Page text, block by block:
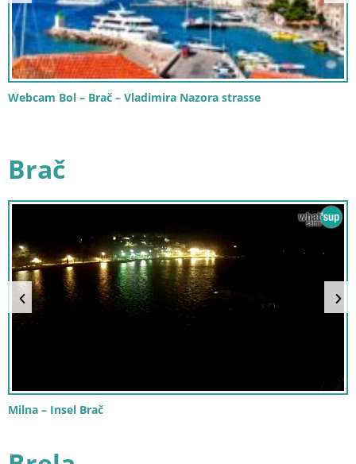
Webcam Bol – Brač – Vladimira Nazora strasse
Brač
Milna – Insel Brač